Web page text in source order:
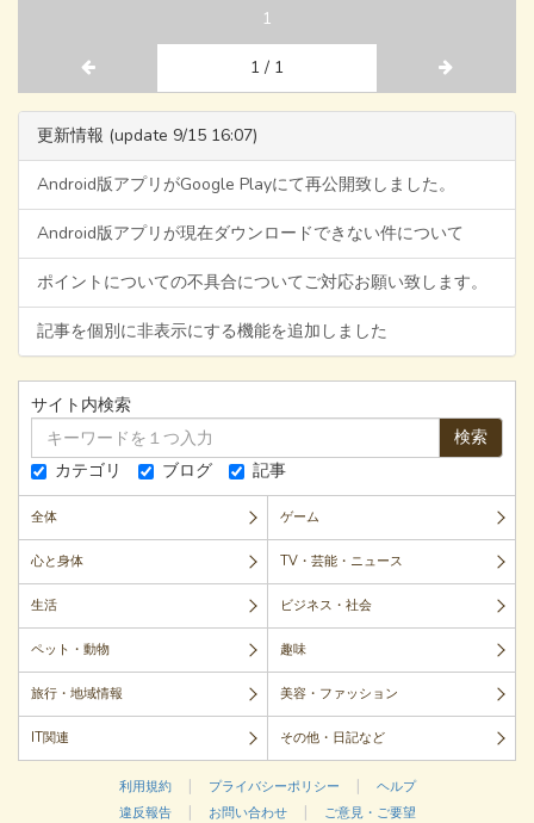
1
1 / 1
更新情報 (update 9/15 16:07)
Android版アプリがGoogle Playにて再公開致しました。
Android版アプリが現在ダウンロードできない件について
ポイントについての不具合についてご対応お願い致します。
記事を個別に非表示にする機能を追加しました
サイト内検索
検索
カテゴリ
ブログ 記事
全体 ゲーム
心と身体 TV・芸能・ニュース
生活 ビジネス・社会
ペット・動物 趣味
旅行・地域情報 美容・ファッション
IT関連 その他・日記など
利用規約 | プライバシーポリシー |
ヘルプ
違反報告
| お問い合わせ | ご意見・ご要望